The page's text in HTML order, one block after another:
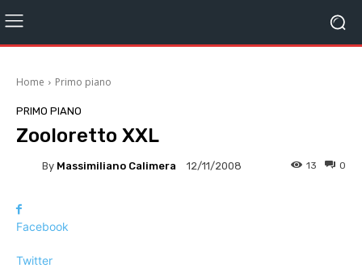
Home Primo piano
PRIMO PIANO
Zooloretto XXL
By Massimiliano Calimera 12/11/2008 0
13
Facebook
Twitter